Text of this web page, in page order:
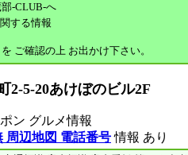
-CLUB-へ
する情報
ご確認の上 お出かけ下さい。
2-5-20あけぼのビル2F
ン グルメ情報
周辺地図 電話番号情報 あり